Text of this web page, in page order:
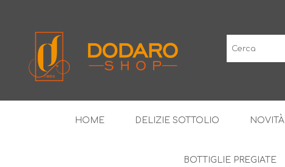
HOME DELIZIE SOTTOLIO NOVITÀ
BOTTIGLIE PREGIATE